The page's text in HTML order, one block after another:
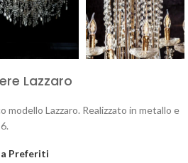
Lazzaro
modello Lazzaro. Realizzato in metallo e
Preferiti